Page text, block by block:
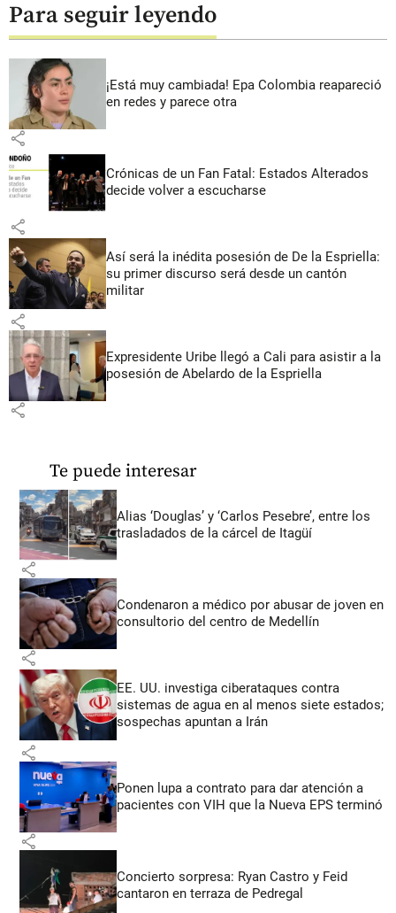
Para seguir leyendo
¡Está muy cambiada! Epa Colombia reapareció
en redes y parece otra
share
Crónicas de un Fan Fatal: Estados Alterados
decide volver a escucharse
share
Así será la inédita posesión de De la Espriella:
su primer discurso será desde un cantón
militar
share
Expresidente Uribe llegó a Cali para asistir a la
posesión de Abelardo de la Espriella
share
Te puede interesar
Alias ‘Douglas’ y ‘Carlos Pesebre’, entre los
trasladados de la cárcel de Itagüí
share
Condenaron a médico por abusar de joven en
consultorio del centro de Medellín
share
EE. UU. investiga ciberataques contra
sistemas de agua en al menos siete estados;
sospechas apuntan a Irán
share
Ponen lupa a contrato para dar atención a
pacientes con VIH que la Nueva EPS terminó
share
Concierto sorpresa: Ryan Castro y Feid
cantaron en terraza de Pedregal